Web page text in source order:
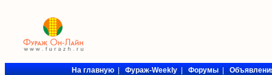
На главную|Фураж-Weekly|Форумы|